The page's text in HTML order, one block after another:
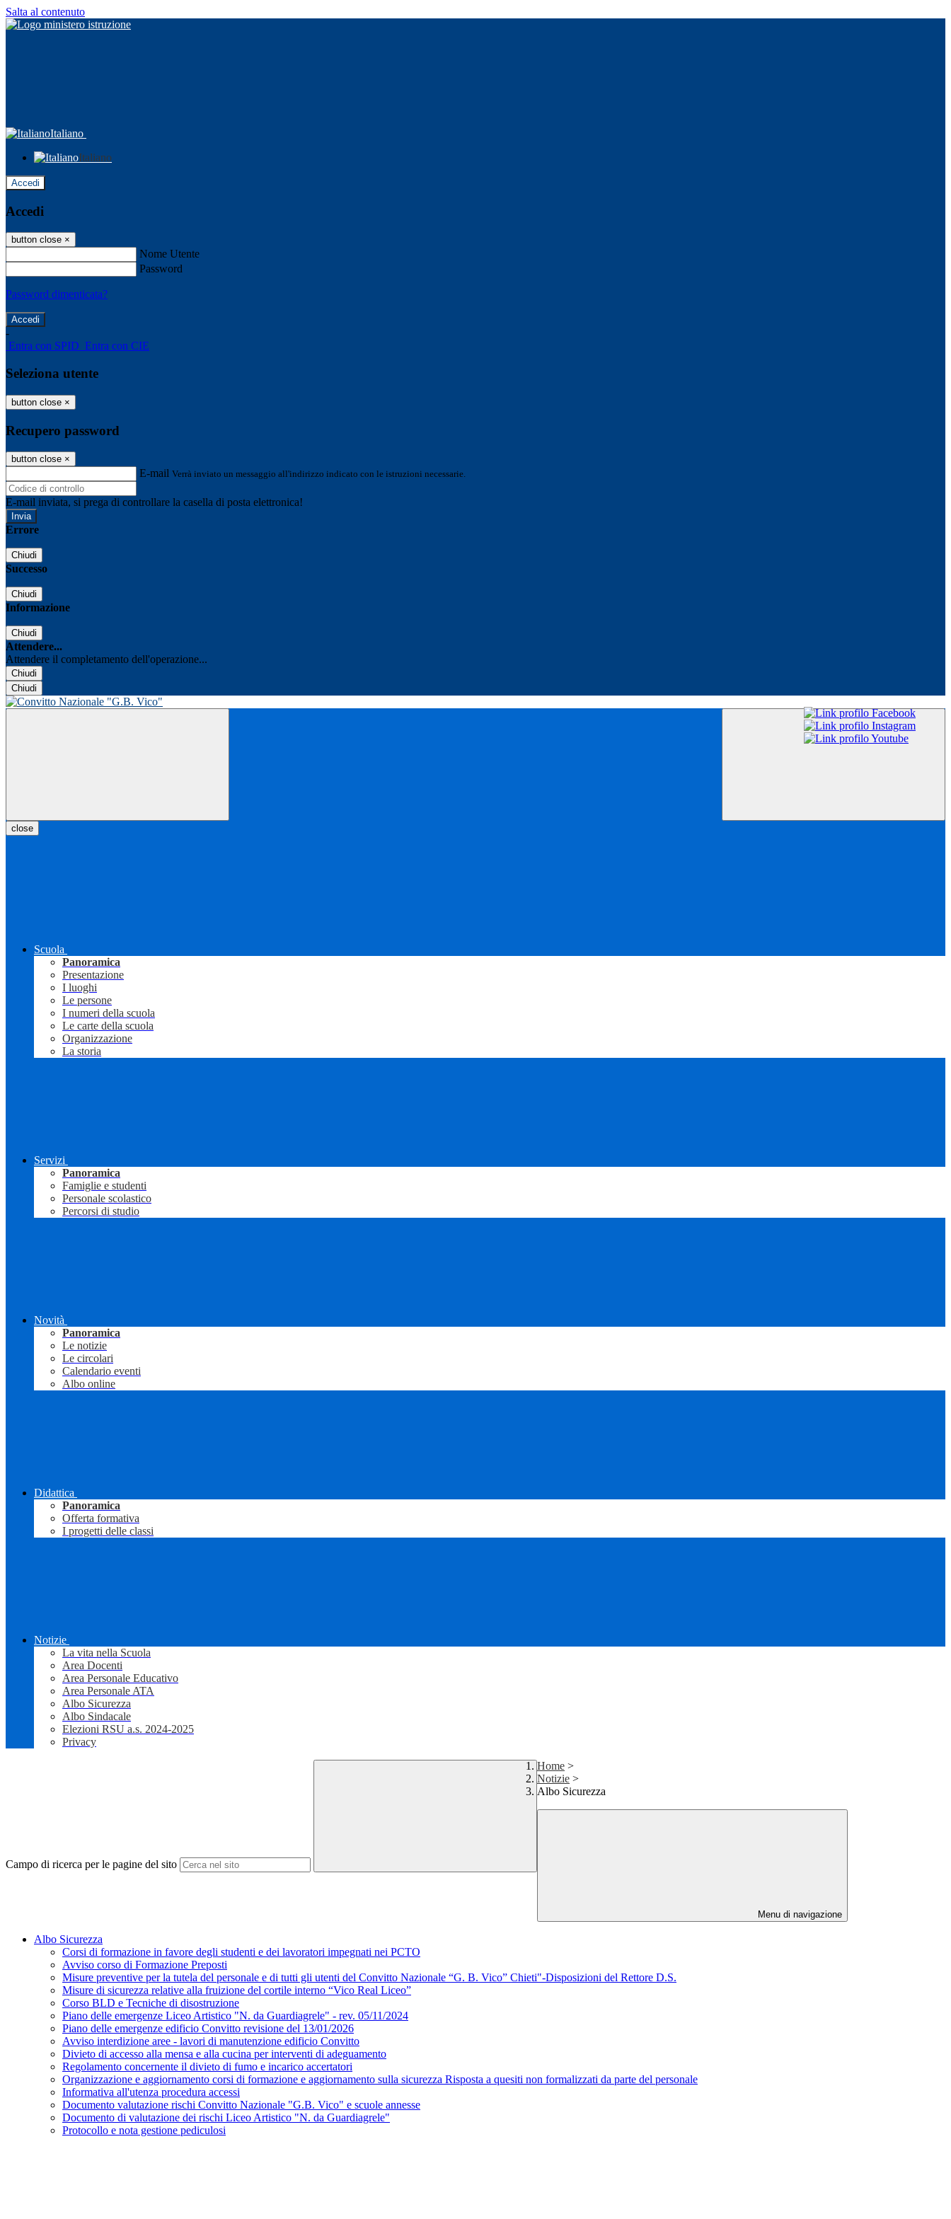
Salta al contenuto
Italiano
Italiano
Accedi
Accedi
button close ×
Nome Utente
Password
Password dimenticata?
-
Entra con SPID Entra con CIE
Seleziona utente
button close ×
Recupero password
button close ×
E-mail Verrà inviato un messaggio all'indirizzo indicato con le istruzioni necessarie.
E-mail inviata, si prega di controllare la casella di posta elettronica!
Errore
Chiudi
Successo
Chiudi
Informazione
Chiudi
Attendere...
Attendere il completamento dell'operazione...
Chiudi
Chiudi
close
Scuola
Panoramica
Presentazione
I luoghi
Le persone
I numeri della scuola
Le carte della scuola
Organizzazione
La storia
Servizi
Panoramica
Famiglie e studenti
Personale scolastico
Percorsi di studio
Novità
Panoramica
Le notizie
Le circolari
Calendario eventi
Albo online
Didattica
Panoramica
Offerta formativa
I progetti delle classi
Notizie
La vita nella Scuola
Area Docenti
Area Personale Educativo
Area Personale ATA
Albo Sicurezza
Albo Sindacale
Elezioni RSU a.s. 2024-2025
Privacy
Campo di ricerca per le pagine del sito
Home >
Notizie >
Albo Sicurezza
Menu di navigazione
Albo Sicurezza
Corsi di formazione in favore degli studenti e dei lavoratori impegnati nei PCTO
Avviso corso di Formazione Preposti
Misure preventive per la tutela del personale e di tutti gli utenti del Convitto Nazionale “G. B. Vico” Chieti"-Disposizioni del Rettore D.S.
Misure di sicurezza relative alla fruizione del cortile interno “Vico Real Liceo”
Corso BLD e Tecniche di disostruzione
Piano delle emergenze Liceo Artistico "N. da Guardiagrele" - rev. 05/11/2024
Piano delle emergenze edificio Convitto revisione del 13/01/2026
Avviso interdizione aree - lavori di manutenzione edificio Convitto
Divieto di accesso alla mensa e alla cucina per interventi di adeguamento
Regolamento concernente il divieto di fumo e incarico accertatori
Organizzazione e aggiornamento corsi di formazione e aggiornamento sulla sicurezza Risposta a quesiti non formalizzati da parte del personale
Informativa all'utenza procedura accessi
Documento valutazione rischi Convitto Nazionale "G.B. Vico" e scuole annesse
Documento di valutazione dei rischi Liceo Artistico "N. da Guardiagrele"
Protocollo e nota gestione pediculosi